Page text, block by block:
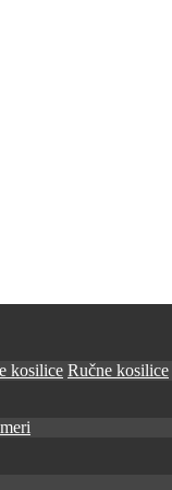
kosilice Ručne kosilice